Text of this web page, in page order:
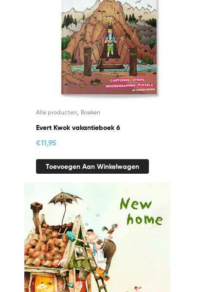
Alle producten, Boeken
Evert Kwok vakantieboek 6
€11,95
Toevoegen Aan Winkelwagen